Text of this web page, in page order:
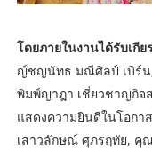
โดยภายในงานได้รับเกีย
ญ์ชญนัทธ มณีศิลป์ เบิร์น,
พิมพ์ญาฎา เชี่ยวชาญกิจ
แสดงความยินดีในโอก
เสาวลักษณ์ ศุภรฤทัย, คุ